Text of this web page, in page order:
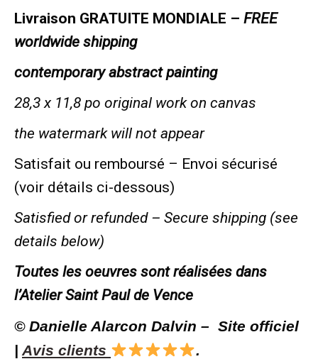
Livraison GRATUITE MONDIALE – FREE
worldwide shipping
contemporary abstract painting
28,3 x 11,8 po original work on canvas
the watermark will not appear
Satisfait ou remboursé – Envoi sécurisé
(voir détails ci-dessous)
Satisfied or refunded – Secure shipping (see
details below)
Toutes les oeuvres sont réalisées dans
l’Atelier Saint Paul de Vence
© Danielle Alarcon Dalvin – Site officiel
| Avis clients .